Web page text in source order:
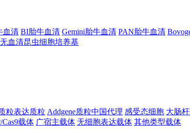
血清 BI胎牛血清 Gemini胎牛血清 PAN胎牛血清
血清昆虫细胞培养基
粒表达质粒 Addgene质粒中国代理 感受态细胞 大肠
Cas9载体 广宿主载体 无细胞表达载体 其他类型载体